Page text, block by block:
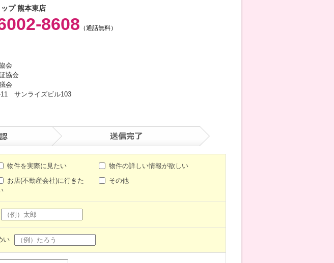
プ 熊本東店
8608 （通話無料）
会
協会
会
11 サンライズビル103
物件を実際に見たい
物件の詳しい情報が欲しい
お店(不動産会社)に行きた
その他
い